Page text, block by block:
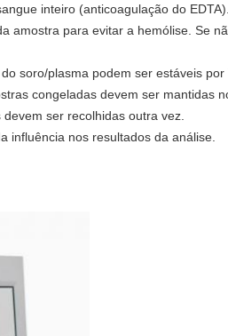
inteiro (anticoagulação do EDTA).
amostra para evitar a hemólise. Se
soro/plasma podem ser estáveis
congeladas devem ser mantidas
ser recolhidas outra vez.
influência nos resultados da análise.